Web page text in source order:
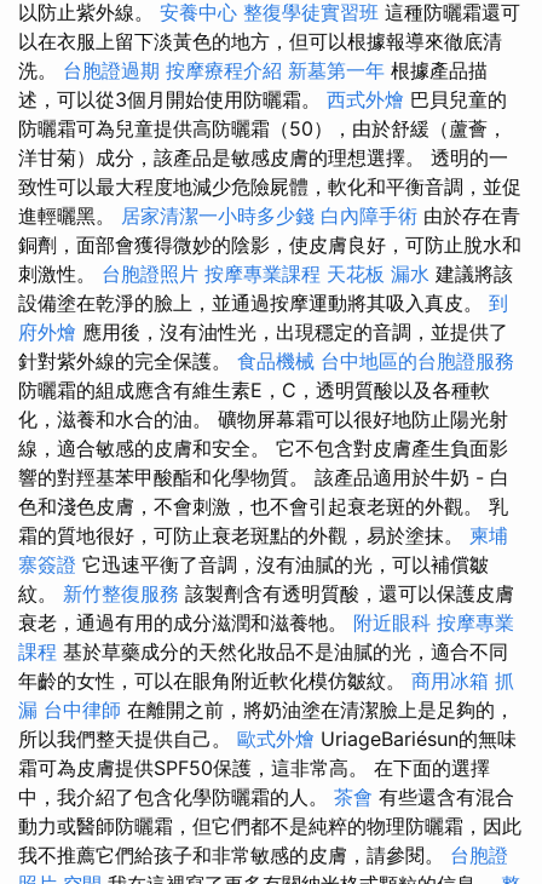
以防止紫外線。 安養中心 整復學徒實習班 這種防曬霜還可
以在衣服上留下淡黃色的地方，但可以根據報導來徹底清
洗。 台胞證過期 按摩療程介紹 新墓第一年 根據產品描
述，可以從3個月開始使用防曬霜。 西式外燴 巴貝兒童的
防曬霜可為兒童提供高防曬霜（50），由於舒緩（蘆薈，
洋甘菊）成分，該產品是敏感皮膚的理想選擇。 透明的一
致性可以最大程度地減少危險屍體，軟化和平衡音調，並促
進輕曬黑。 居家清潔一小時多少錢 白內障手術 由於存在青
銅劑，面部會獲得微妙的陰影，使皮膚良好，可防止脫水和
刺激性。 台胞證照片 按摩專業課程 天花板 漏水 建議將該
設備塗在乾淨的臉上，並通過按摩運動將其吸入真皮。 到
府外燴 應用後，沒有油性光，出現穩定的音調，並提供了
針對紫外線的完全保護。 食品機械 台中地區的台胞證服務
防曬霜的組成應含有維生素E，C，透明質酸以及各種軟
化，滋養和水合的油。 礦物屏幕霜可以很好地防止陽光射
線，適合敏感的皮膚和安全。 它不包含對皮膚產生負面影
響的對羥基苯甲酸酯和化學物質。 該產品適用於牛奶 - 白
色和淺色皮膚，不會刺激，也不會引起衰老斑的外觀。 乳
霜的質地很好，可防止衰老斑點的外觀，易於塗抹。 柬埔
寨簽證 它迅速平衡了音調，沒有油膩的光，可以補償皺
紋。 新竹整復服務 該製劑含有透明質酸，還可以保護皮膚
衰老，通過有用的成分滋潤和滋養牠。 附近眼科 按摩專業
課程 基於草藥成分的天然化妝品不是油膩的光，適合不同
年齡的女性，可以在眼角附近軟化模仿皺紋。 商用冰箱 抓
漏 台中律師 在離開之前，將奶油塗在清潔臉上是足夠的，
所以我們整天提供自己。 歐式外燴 UriageBariésun的無味
霜可為皮膚提供SPF50保護，這非常高。 在下面的選擇
中，我介紹了包含化學防曬霜的人。 茶會 有些還含有混合
動力或醫師防曬霜，但它們都不是純粹的物理防曬霜，因此
我不推薦它們給孩子和非常敏感的皮膚，請參閱。 台胞證